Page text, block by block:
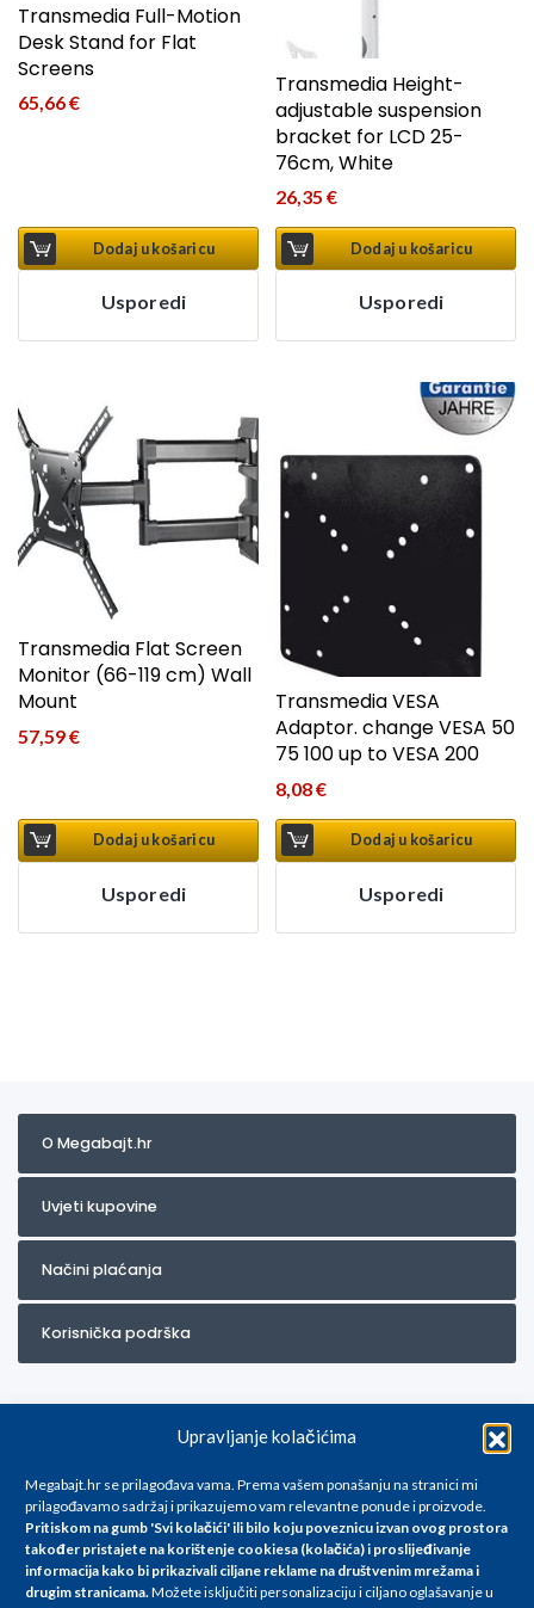
Upravljanje kolačićima
Megabajt.hr se prilagođava vama. Prema vašem ponašanju na stranici mi
prilagođavamo sadržaj i prikazujemo vam relevantne ponude i proizvode.
Pritiskom na gumb 'Svi kolačići' ili bilo koju poveznicu izvan ovog prostora
također pristajete na korištenje cookiesa (kolačića) i proslijeđivanje
informacija kako bi prikazivali ciljane reklame na društvenim mrežama i
drugim stranicama.Možete isključiti personalizaciju i ciljano oglašavanje u
Transmedia Full-Motion
Desk Stand for Flat
Screens
65,66€
Dodaj u košaricu
Usporedi
Transmedia Height-
adjustable suspension
bracket for LCD 25-
76cm, White
26,35€
Dodaj u košaricu
Usporedi
Transmedia Flat Screen
Monitor (66-119 cm) Wall
Mount
57,59€
Dodaj u košaricu
Usporedi
Transmedia VESA
Adaptor. change VESA 50
75 100 up to VESA 200
8,08€
Dodaj u košaricu
Usporedi
O Megabajt.hr
Uvjeti kupovine
Načini plaćanja
Korisnička podrška
Za artikle kojih trenutno nema u ponudi obratite nam se na
info@megabajt.hr. Sve cijene su informativnog karaktera i podložne su
promjenama, a